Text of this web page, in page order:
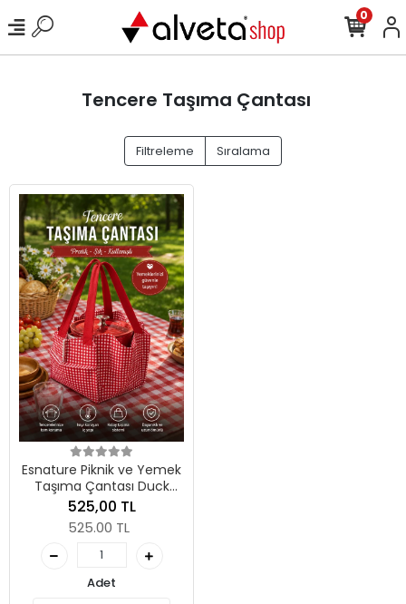
0
Tencere Taşıma Çantası
Filtreleme Sıralama
Esnature Piknik ve Yemek
Taşıma Çantası Duck
Kumaş Leke Tutmaz Sıvı
Geçirmez Tencere
Çantası
525,00 TL
525.00 TL
Adet